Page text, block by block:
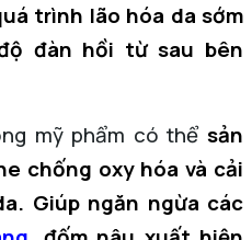
trình lão hóa da sớm
đàn hồi từ sau bên
mỹ phẩm có thểsản
chống oxy hóa và cải
Giúp ngăn ngừa các